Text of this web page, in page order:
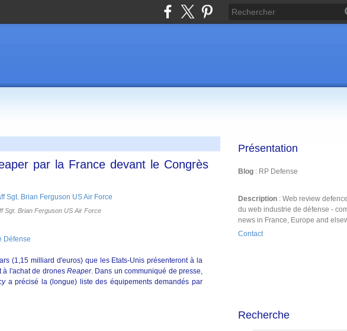
par la France devant le Congrès
Sgt. Brian Ferguson US Air Force
Défense
(1,15 milliard d'euros) que les Etats-Unis présenteront à la
à l'achat de drones Reaper. Dans un communiqué de presse,
a précisé la (longue) liste des équipements demandés par
Présentation
Blog : RP Defense
Description : Web review
du web industrie de défense -
news in France, Europe and
Contact
Recherche